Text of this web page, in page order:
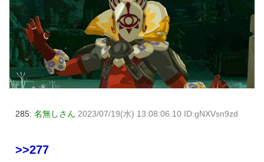
285: 名無しさん 2023/07/19(水) 13:08:06.10 ID:gNXVsn9zd
>>277